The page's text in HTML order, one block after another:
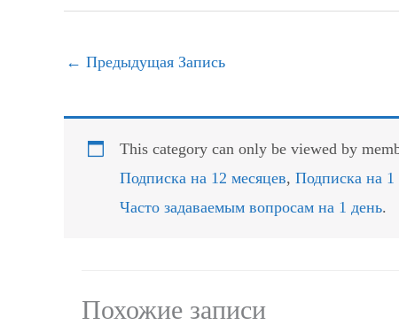
← Предыдущая Запись
This category can only be viewed by
Подписка на 12 месяцев, Подписка на 1
Часто задаваемым вопросам на 1 день.
Похожие записи